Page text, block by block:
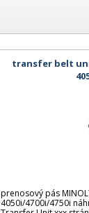
transfer belt
prenosový pás
4050i/4700i/4750i